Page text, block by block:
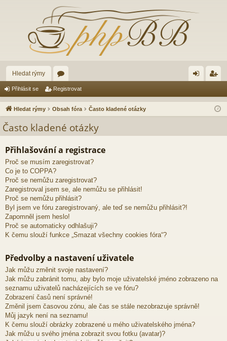
Hledat rýmy
ór
a lá
se
ist
va
Přihlásit se Registrovat
Hledat rýmy Obsah fóra Často kladené otázky
Často kladené otázky
Přihlašování a registrace
Proč se musím zaregistrovat?
Co je to COPPA?
Proč se nemůžu zaregistrovat?
Zaregistroval jsem se, ale nemůžu se přihlásit!
Proč se nemůžu přihlásit?
Byl jsem ve fóru zaregistrovaný, ale teď se nemůžu přihlásit?!
Zapomněl jsem heslo!
Proč se automaticky odhlašuji?
K čemu slouží funkce „Smazat všechny cookies fóra“?
Předvolby a nastavení uživatele
Jak můžu změnit svoje nastavení?
Jak můžu zabránit tomu, aby bylo moje uživatelské jméno zobrazeno na
seznamu uživatelů nacházejících se ve fóru?
Zobrazení časů není správné!
Změnil jsem časovou zónu, ale čas se stále nezobrazuje správně!
Můj jazyk není na seznamu!
K čemu slouží obrázky zobrazené u mého uživatelského jména?
Jak můžu u svého jména zobrazit svou fotku (avatar)?